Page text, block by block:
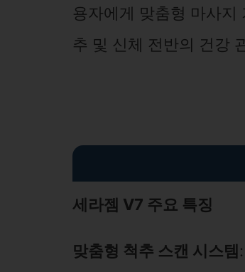
용자에게 맞춤형 마사지
추 및 신체 전반의 건강
세라젬 V7 주요 특징
맞춤형 척추 스캔 시스템